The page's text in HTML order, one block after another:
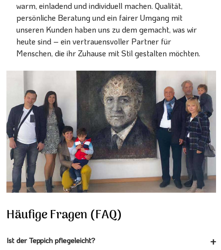
warm, einladend und individuell machen. Qualität,
persönliche Beratung und ein fairer Umgang mit
unseren Kunden haben uns zu dem gemacht, was wir
heute sind – ein vertrauensvoller Partner für
Menschen, die ihr Zuhause mit Stil gestalten möchten.
Häufige Fragen (FAQ)
Ist der Teppich pflegeleicht?